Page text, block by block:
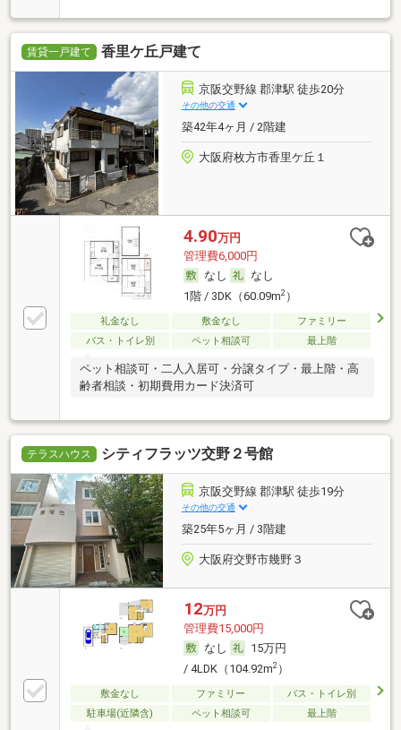
賃貸一戸建て 香里ケ丘戸建て
京阪交野線 郡津駅 徒歩20分
その他の交通
築42年4ヶ月 / 2階建
大阪府枚方市香里ケ丘１
4.90万円
管理費6,000円
なし
なし
1階 / 3DK（60.09m2）
礼金なし 敷金なし
ファミリー
バス・トイレ別
ペット相談可 最上階
ペット相談可・二人入居可・分譲タイプ・最上階・高
齢者相談・初期費用カード決済可
テラスハウス シティフラッツ交野２号館
京阪交野線 郡津駅 徒歩19分
その他の交通
築25年5ヶ月 / 3階建
大阪府交野市幾野３
12万円
管理費15,000円
なし
15万円
/ 4LDK（104.92m2）
敷金なし ファミリー
バス・トイレ別
駐車場(近隣含)
ペット相談可 最上階